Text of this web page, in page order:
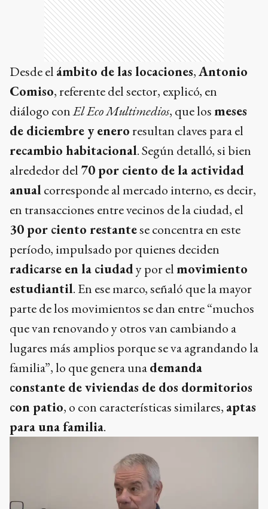
Desde el ámbito de las locaciones,Antonio
Comiso, referente del sector, explicó, en
diálogo conEl Eco Multimedios, que losmeses
de diciembre y eneroresultan claves para el
recambio habitacional. Según detalló, si bien
alrededor del 70 por ciento de la actividad
anualcorresponde al mercado interno, es decir,
en transacciones entre vecinos de la ciudad, el
30 por ciento restantese concentra en este
período, impulsado por quienes deciden
radicarse en la ciudady por elmovimiento
estudiantil. En ese marco, señaló que la mayor
parte de los movimientos se dan entre “muchos
que van renovando y otros van cambiando a
lugares más amplios porque se va agrandando la
familia”, lo que genera unademanda
constante de viviendas de dos dormitorios
con patio, o con características similares, aptas
para una familia.